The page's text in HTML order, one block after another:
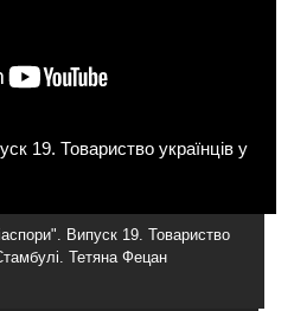
19. Товариство українців у
Випуск 19. Товариство
Тетяна Фецан